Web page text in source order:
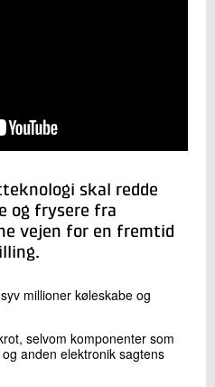
skal redde
og frysere fra
vejen for en fremtid
millioner køleskabe og
selvom komponenter som
anden elektronik sagtens